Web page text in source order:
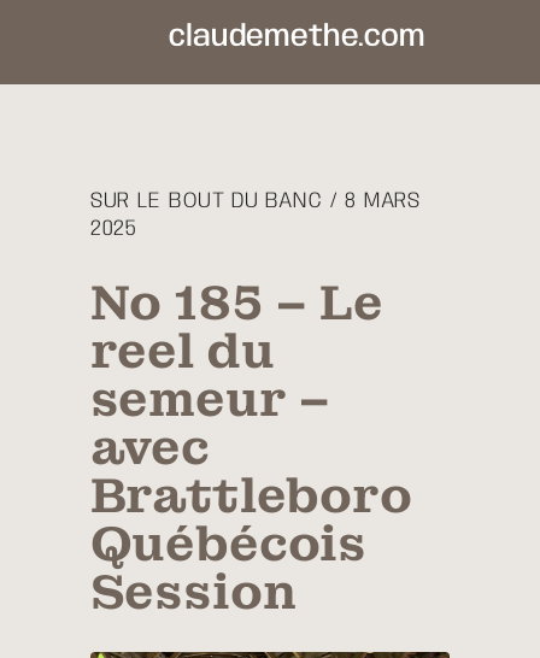
claudemethe.com
SUR LE BOUT DU BANC / 8 MARS
2025
No 185 – Le
reel du
semeur –
avec
Brattleboro
Québécois
Session